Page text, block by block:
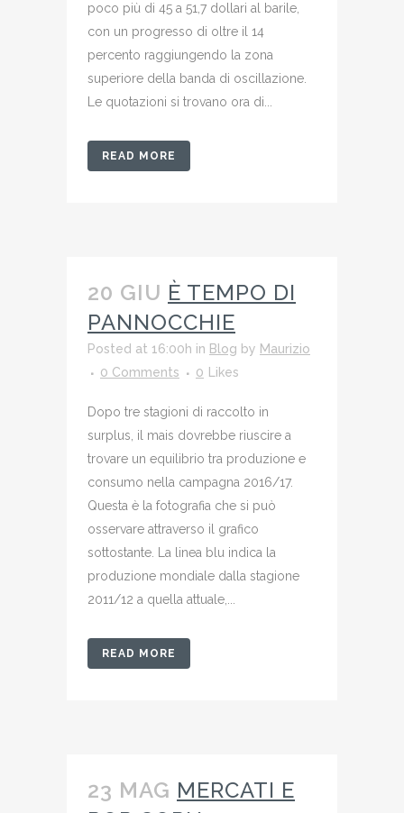
poco più di 45 a 51,7 dollari al barile,
con un progresso di oltre il 14
percento raggiungendo la zona
superiore della banda di oscillazione.
Le quotazioni si trovano ora di...
READ MORE
20 GIU È TEMPO DI
PANNOCCHIE
Posted at 16:00h in Blog by Maurizio
0 Comments
0 Likes
Dopo tre stagioni di raccolto in
surplus, il mais dovrebbe riuscire a
trovare un equilibrio tra produzione e
consumo nella campagna 2016/17.
Questa è la fotografia che si può
osservare attraverso il grafico
sottostante. La linea blu indica la
produzione mondiale dalla stagione
2011/12 a quella attuale,...
READ MORE
23 MAG MERCATI E